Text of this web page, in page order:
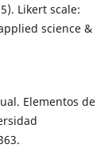
Likert scale:
science &
Elementos de